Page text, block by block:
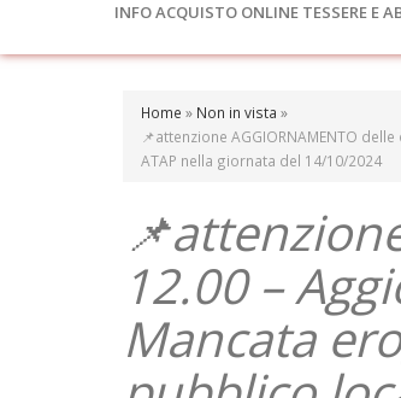
INFO ACQUISTO ONLINE TESSERE E
Home » Non in vista »
📌attenzione AGGIORNAMENTO
ATAP nella giornata del 14/10/2024
12.00 –
Mancata